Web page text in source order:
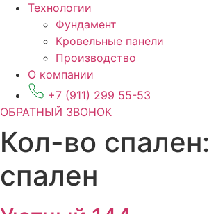
Технологии
Фундамент
Кровельные панели
Производство
О компании
+7 (911) 299 55-53
ОБРАТНЫЙ ЗВОНОК
Кол-во спален:
спален